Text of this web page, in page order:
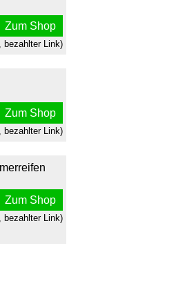
Zum Shop
bezahlter Link)
Zum Shop
bezahlter Link)
Zum Shop
bezahlter Link)